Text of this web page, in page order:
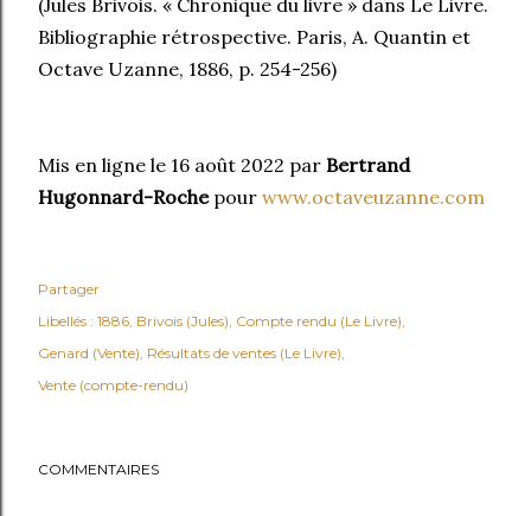
(Jules Brivois. « Chronique du livre » dans Le Livre.
Bibliographie rétrospective. Paris, A. Quantin et
Octave Uzanne, 1886, p. 254-256)
Mis en ligne le 16 août 2022 par Bertrand
Hugonnard-Rochepour www.octaveuzanne.com
Partager
Libellés : 1886 Brivois (Jules) Compte rendu (Le Livre)
Genard (Vente) Résultats de ventes (Le Livre)
Vente (compte-rendu)
COMMENTAIRES